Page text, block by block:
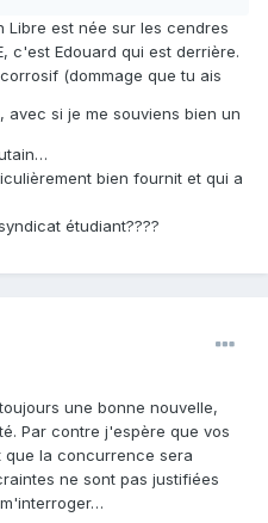
Libre est née sur les cendres
c'est Edouard qui est derrière.
(dommage que tu ais
avec si je me souviens bien un
bien fournit et qui a
étudiant????
une bonne nouvelle,
Par contre j'espère que vos
que la concurrence sera
ne sont pas justifiées